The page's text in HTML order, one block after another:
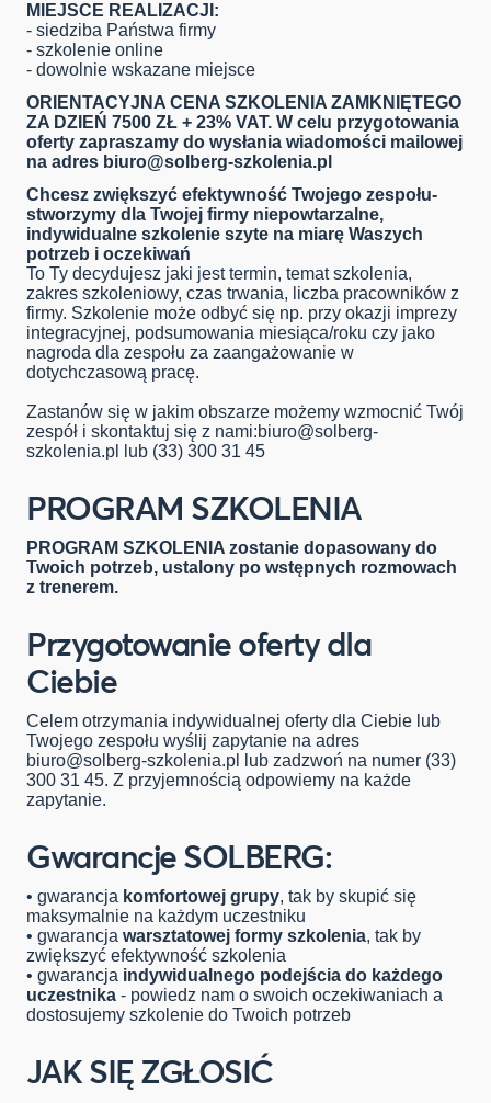
MIEJSCE REALIZACJI:
- siedziba Państwa firmy
- szkolenie online
- dowolnie wskazane miejsce
ORIENTACYJNA CENA SZKOLENIA ZAMKNIĘTEGO
ZA DZIEŃ 7500 ZŁ + 23% VAT. W celu przygotowania
oferty zapraszamy do wysłania wiadomości mailowej
na adres biuro@solberg-szkolenia.pl
Chcesz zwiększyć efektywność Twojego zespołu-
stworzymy dla Twojej firmy niepowtarzalne,
indywidualne szkolenie szyte na miarę Waszych
potrzeb i oczekiwań
To Ty decydujesz jaki jest termin, temat szkolenia,
zakres szkoleniowy, czas trwania, liczba pracowników z
firmy. Szkolenie może odbyć się np. przy okazji imprezy
integracyjnej, podsumowania miesiąca/roku czy jako
nagroda dla zespołu za zaangażowanie w
dotychczasową pracę.
Zastanów się w jakim obszarze możemy wzmocnić Twój
zespół i skontaktuj się z nami:biuro@solberg-
szkolenia.pl
lub (33) 300 31 45
PROGRAM SZKOLENIA
PROGRAM SZKOLENIA zostanie dopasowany do
Twoich potrzeb, ustalony po wstępnych rozmowach
z trenerem.
Przygotowanie oferty dla
Ciebie
Celem otrzymania indywidualnej oferty dla Ciebie lub
Twojego zespołu wyślij zapytanie na adres
biuro@solberg-szkolenia.pl
lub zadzwoń na numer (33)
300 31 45. Z przyjemnością odpowiemy na każde
zapytanie.
Gwarancje SOLBERG:
• gwarancja komfortowej grupy, tak by skupić się
maksymalnie na każdym uczestniku
• gwarancja warsztatowej formy szkolenia, tak by
zwiększyć efektywność szkolenia
• gwarancja indywidualnego podejścia do każdego
uczestnika - powiedz nam o swoich oczekiwaniach a
dostosujemy szkolenie do Twoich potrzeb
JAK SIĘ ZGŁOSIĆ